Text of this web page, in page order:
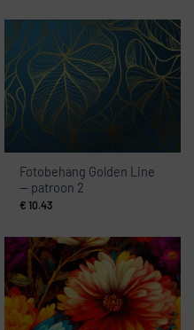
Fotobehang Golden Line
— patroon 2
€ 10.43